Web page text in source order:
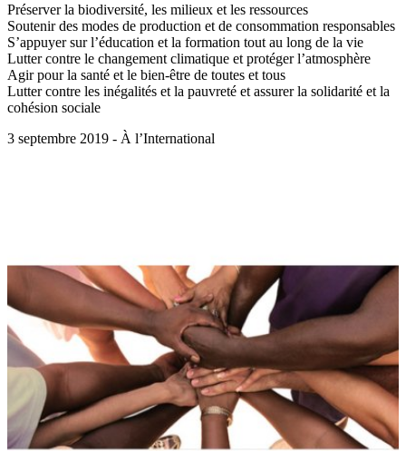
Préserver la biodiversité, les milieux et les ressources
Soutenir des modes de production et de consommation responsables
S’appuyer sur l’éducation et la formation tout au long de la vie
Lutter contre le changement climatique et protéger l’atmosphère
Agir pour la santé et le bien-être de toutes et tous
Lutter contre les inégalités et la pauvreté et assurer la solidarité et la
cohésion sociale
3 septembre 2019 - À l’International